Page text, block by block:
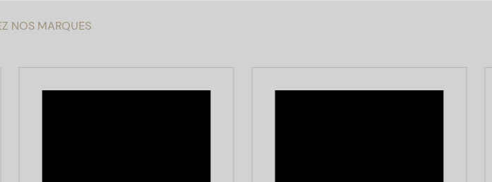
NOS MARQUES